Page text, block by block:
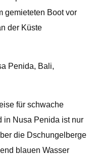
gemieteten Boot vor
der Küste
Penida, Bali,
für schwache
in Nusa Penida ist nur
die Dschungelberge
blauen Wasser